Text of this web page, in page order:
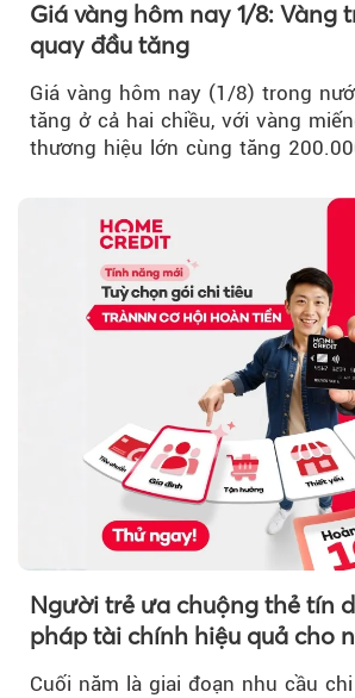
Giá vàng hôm nay 1/8: Vàng
quay đầu tăng
Giá vàng hôm nay (1/8) trong
tăng ở cả hai chiều, với vàng
thương hiệu lớn cùng tăng
Người trẻ ưa chuộng thẻ tín
pháp tài chính hiệu quả cho
tiêu cuối năm
Cuối năm là giai đoạn nhu cầu